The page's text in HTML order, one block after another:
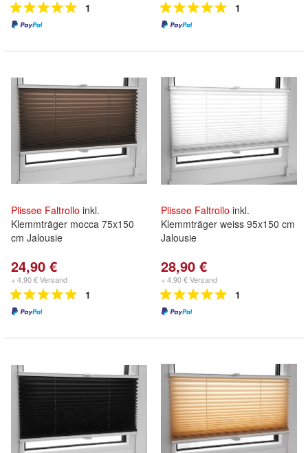
1 1
Plissee Faltrollo inkl.
Klemmträger mocca 75x150
cm Jalousie
24,90 €
+ 4,90 € Versand
1
Plissee Faltrollo inkl.
Klemmträger weiss 95x150 cm
Jalousie
28,90 €
+ 4,90 € Versand
1